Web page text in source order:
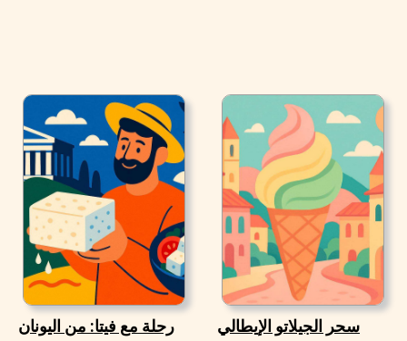
رحلة مع فيتا: من اليونان
سحر الجيلاتو الإيطالي